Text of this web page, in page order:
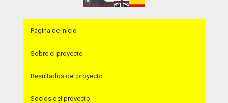
Página de inicio
Sobre el proyecto
Resultados del proyecto
Socios del proyecto